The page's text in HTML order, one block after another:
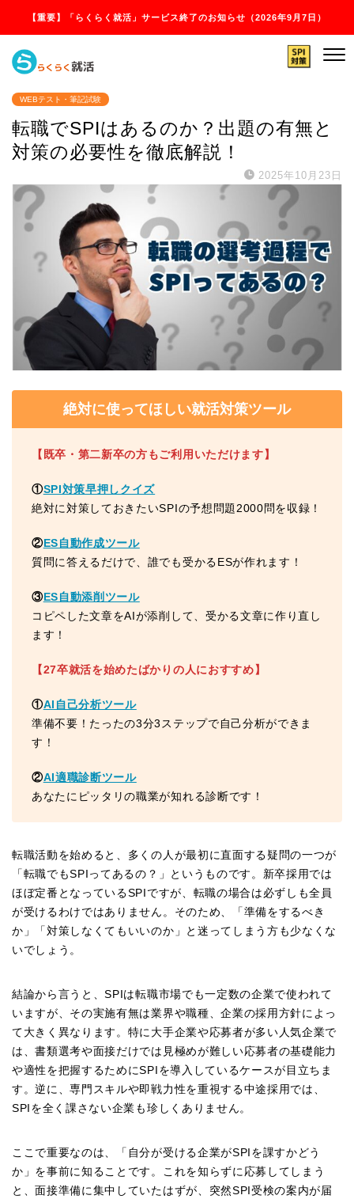
【重要】「らくらく就活」サービス終了のお知らせ（2026年9月7日）
WEBテスト・筆記試験
転職でSPIはあるのか？出題の有無と
対策の必要性を徹底解説！
2025年10月23日
絶対に使ってほしい就活対策ツール
【既卒・第二新卒の方もご利用いただけます】
①SPI対策早押しクイズ
絶対に対策しておきたいSPIの予想問題2000問を収録！
②ES自動作成ツール
質問に答えるだけで、誰でも受かるESが作れます！
③ES自動添削ツール
コピペした文章をAIが添削して、受かる文章に作り直し
ます！
【27卒就活を始めたばかりの人におすすめ】
①AI自己分析ツール
準備不要！たったの3分3ステップで自己分析ができま
す！
②AI適職診断ツール
あなたにピッタリの職業が知れる診断です！
転職活動を始めると、多くの人が最初に直面する疑問の一つが
「転職でもSPIってあるの？」というものです。新卒採用では
ほぼ定番となっているSPIですが、転職の場合は必ずしも全員
が受けるわけではありません。そのため、「準備をするべき
か」「対策しなくてもいいのか」と迷ってしまう方も少なくな
いでしょう。
結論から言うと、SPIは転職市場でも一定数の企業で使われて
いますが、その実施有無は業界や職種、企業の採用方針によっ
て大きく異なります。特に大手企業や応募者が多い人気企業で
は、書類選考や面接だけでは見極めが難しい応募者の基礎能力
や適性を把握するためにSPIを導入しているケースが目立ちま
す。逆に、専門スキルや即戦力性を重視する中途採用では、
SPIを全く課さない企業も珍しくありません。
ここで重要なのは、「自分が受ける企業がSPIを課すかどう
か」を事前に知ることです。これを知らずに応募してしまう
と、面接準備に集中していたはずが、突然SPI受検の案内が届